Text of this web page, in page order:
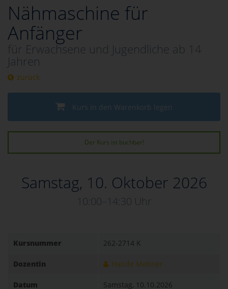
Nähmaschine für
Anfänger
für Erwachsene und Jugendliche ab 14
Jahren
zurück
Kurs in den Warenkorb legen
Der Kurs ist buchbar!
Samstag, 10. Oktober 2026
10:00–14:30 Uhr
Kursnummer 262-2714 K
Dozentin Hanife Metiner
Datum Samstag, 10.10.2026